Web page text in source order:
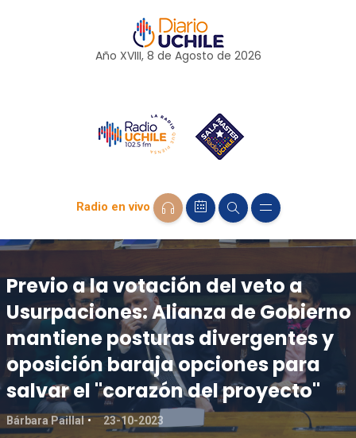
Año XVIII, 8 de Agosto de 2026
Radio en vivo
Previo a la votación del veto a
Usurpaciones: Alianza de Gobierno
mantiene posturas divergentes y
oposición baraja opciones para
salvar el "corazón del proyecto"
Bárbara Paillal 23-10-2023